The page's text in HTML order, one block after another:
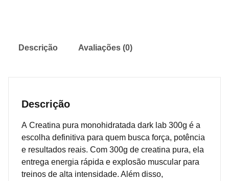
Descrição Avaliações (0)
Descrição
A Creatina pura monohidratada dark lab 300g é a
escolha definitiva para quem busca força, potência
e resultados reais. Com 300g de creatina pura, ela
entrega energia rápida e explosão muscular para
treinos de alta intensidade. Além disso,